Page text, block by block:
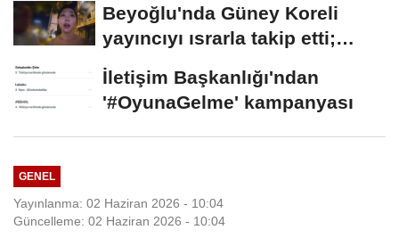
Beyoğlu'nda Güney Koreli
yayıncıyı ısrarla takip etti;
davranışlarıyla...
İletişim Başkanlığı'ndan
'#OyunaGelme' kampanyası
GENEL
Yayınlanma: 02 Haziran 2026 - 10:04
Güncelleme: 02 Haziran 2026 - 10:04